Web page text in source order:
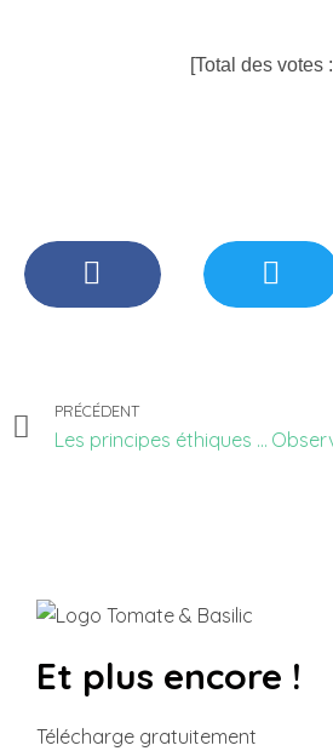
[Total des votes :
PRÉCÉDENT
Les principes éthiques de la permaculture
Et plus encore !
Télécharge gratuitement